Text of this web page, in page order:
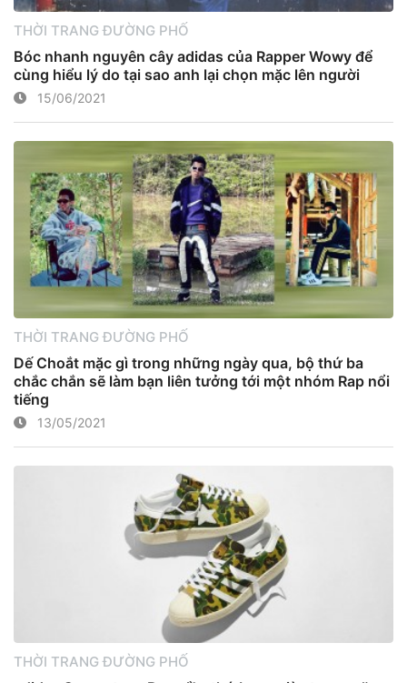
THỜI TRANG ĐƯỜNG PHỐ
Bóc nhanh nguyên cây adidas của Rapper Wowy để
cùng hiểu lý do tại sao anh lại chọn mặc lên người
15/06/2021
THỜI TRANG ĐƯỜNG PHỐ
Dế Choắt mặc gì trong những ngày qua, bộ thứ ba
chắc chắn sẽ làm bạn liên tưởng tới một nhóm Rap nổi
tiếng
13/05/2021
THỜI TRANG ĐƯỜNG PHỐ